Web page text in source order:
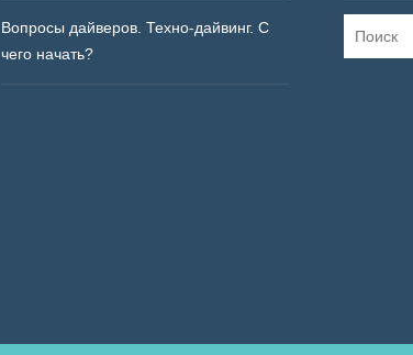
Вопросы дайверов. Техно-дайвинг. С
чего начать?